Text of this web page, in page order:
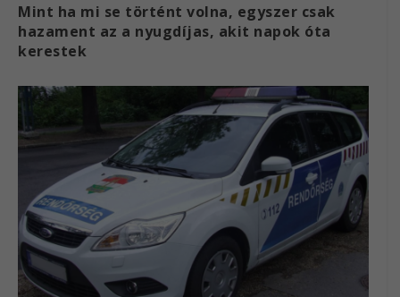
Mint ha mi se történt volna, egyszer csak
hazament az a nyugdíjas, akit napok óta
kerestek